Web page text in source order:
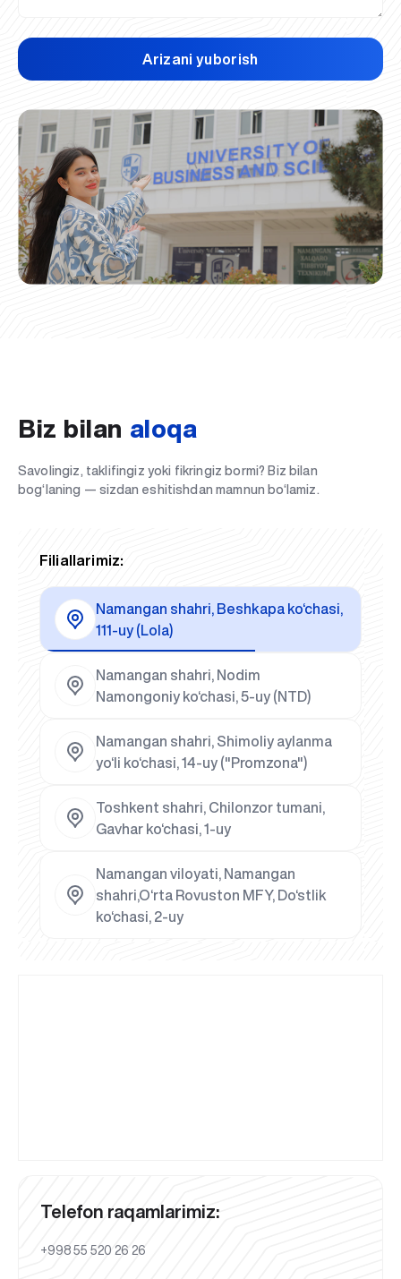
Arizani yuborish
Biz bilan aloqa
Savolingiz, taklifingiz yoki fikringiz bormi? Biz bilan
bog‘laning — sizdan eshitishdan mamnun bo‘lamiz.
Filiallarimiz:
Namangan shahri, Beshkapa ko‘chasi,
111-uy (Lola)
Namangan shahri, Nodim
Namongoniy ko‘chasi, 5-uy (NTD)
Namangan shahri, Shimoliy aylanma
yo‘li ko‘chasi, 14-uy ("Promzona")
Toshkent shahri, Chilonzor tumani,
Gavhar ko‘chasi, 1-uy
Namangan viloyati, Namangan
shahri,O‘rta Rovuston MFY, Do‘stlik
ko‘chasi, 2-uy
Telefon raqamlarimiz:
+998 55 520 26 26